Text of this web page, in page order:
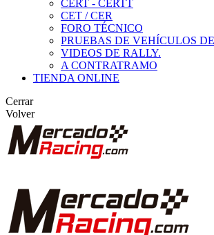
CERT - CERTT
CET / CER
FORO TÉCNICO
PRUEBAS DE VEHÍCULOS
VIDEOS DE RALLY.
A CONTRATRAMO
TIENDA ONLINE
Cerrar
Volver